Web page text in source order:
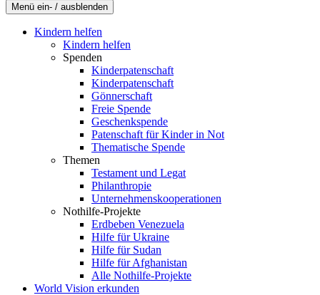
Menü ein- / ausblenden
Kindern helfen
Kindern helfen
Spenden
Kinderpatenschaft
Kinderpatenschaft
Gönnerschaft
Freie Spende
Geschenkspende
Patenschaft für Kinder in Not
Thematische Spende
Themen
Testament und Legat
Philanthropie
Unternehmenskooperationen
Nothilfe-Projekte
Erdbeben Venezuela
Hilfe für Ukraine
Hilfe für Sudan
Hilfe für Afghanistan
Alle Nothilfe-Projekte
World Vision erkunden